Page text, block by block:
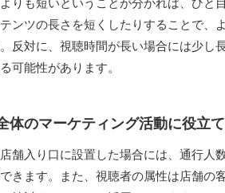
りも短いということが分かれば、ひと
ンツの長さを短くしたりすることで、
反対に、視聴時間が長い場合には少し
可能性があります。
体のマーケティング活動に役立
舗入り口に設置した場合には、通行人
きます。また、視聴者の属性は店舗の